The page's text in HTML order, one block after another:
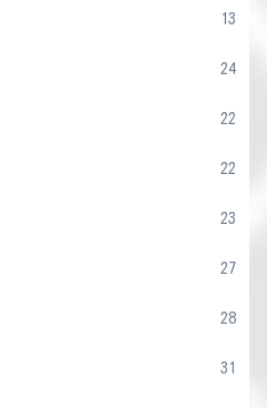
13
24
22
22
23
27
28
31